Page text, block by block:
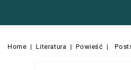
Home Literatura Powieść